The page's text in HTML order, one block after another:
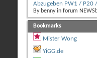
Abzugeben PW1 / P20 /
By benny in forum
Bookmarks
Mister Wong
YiGG.de